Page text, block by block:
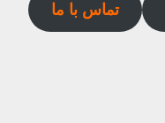
تماس با ما